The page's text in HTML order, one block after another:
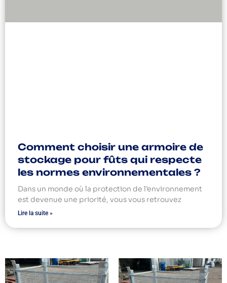
Comment choisir une armoire de
stockage pour fûts qui respecte
les normes environnementales ?
Dans un monde où la protection de l’environnement
est devenue une priorité, vous vous retrouvez
Lire la suite »